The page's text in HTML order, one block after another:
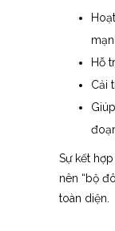
Hỗ
Cải
Sự kết
nên “bộ
toàn diện.